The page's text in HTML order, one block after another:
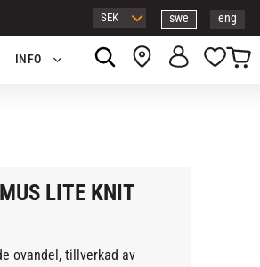
swe eng
INFO
LITE KNIT
ovandel, tillverkad av